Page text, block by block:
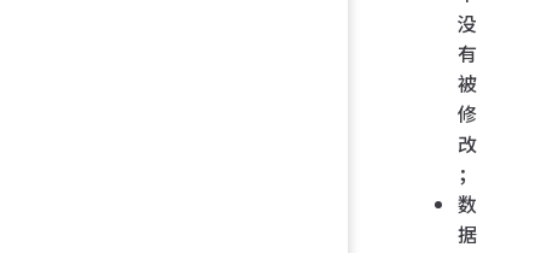
没
有
被
修
改
；
数
据